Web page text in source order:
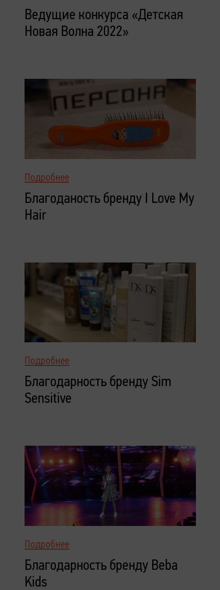
Ведущие конкурса «Детская
Новая Волна 2022»
Подробнее
Благоданость бренду I Love My
Hair
Подробнее
Благодарность бренду Sim
Sensitive
Подробнее
Благодарность бренду Beba
Kids